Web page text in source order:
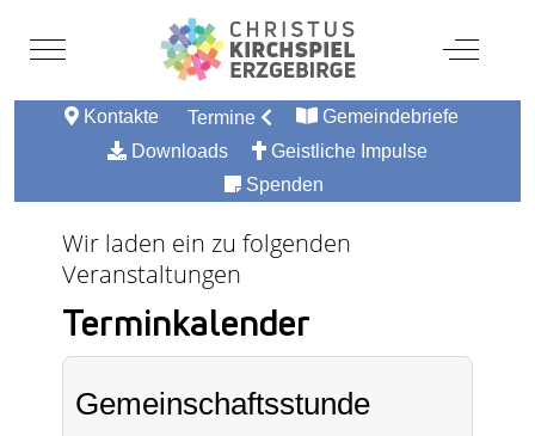
Mobile Menu Toggle Off-
Kontakte Termine
Gemeindebriefe
Downloads
Geistliche Impulse
Spenden
Wir laden ein zu folgenden
Veranstaltungen
Terminkalender
Gemeinschaftsstunde